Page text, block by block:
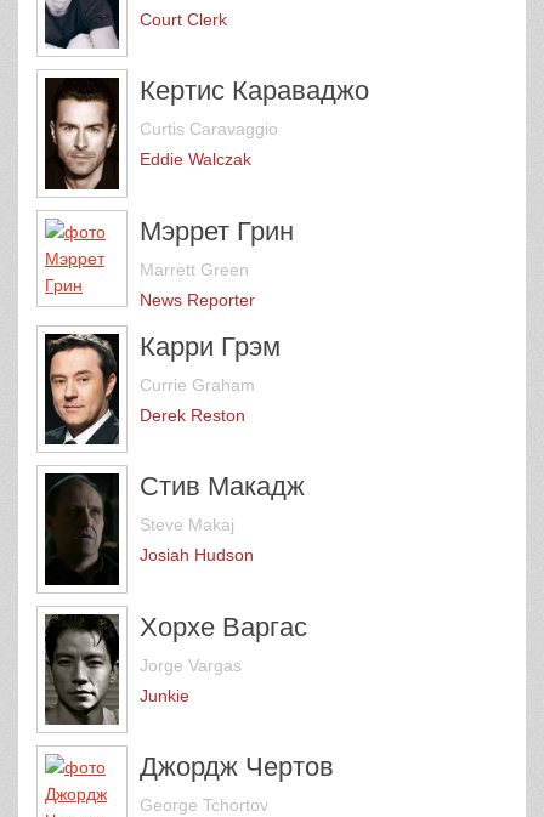
Court Clerk
Кертис Караваджо
Curtis Caravaggio
Eddie Walczak
Мэррет Грин
Marrett Green
News Reporter
Карри Грэм
Currie Graham
Derek Reston
Стив Макадж
Steve Makaj
Josiah Hudson
Хорхе Варгас
Jorge Vargas
Junkie
Джордж Чертов
George Tchortov